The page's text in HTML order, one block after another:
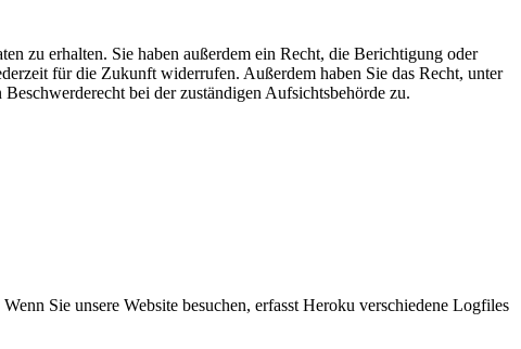
zu erhalten. Sie haben außerdem ein Recht, die Berichtigung oder
für die Zukunft widerrufen. Außerdem haben Sie das Recht, unter
bei der zuständigen Aufsichtsbehörde zu.
Sie unsere Website besuchen, erfasst Heroku verschiedene Logfiles